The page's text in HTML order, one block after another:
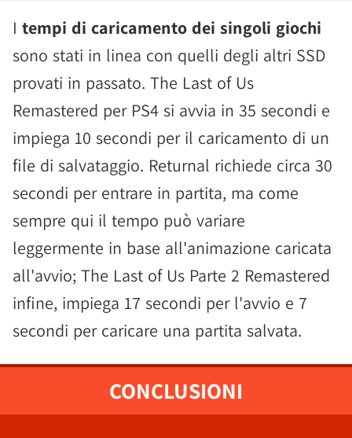
I tempi di caricamento dei singoli giochi
sono stati in linea con quelli degli altri SSD
provati in passato. The Last of Us
Remastered per PS4 si avvia in 35 secondi e
impiega 10 secondi per il caricamento di un
file di salvataggio. Returnal richiede circa 30
secondi per entrare in partita, ma come
sempre qui il tempo può variare
leggermente in base all'animazione caricata
all'avvio; The Last of Us Parte 2 Remastered
infine, impiega 17 secondi per l'avvio e 7
secondi per caricare una partita salvata.
CONCLUSIONI